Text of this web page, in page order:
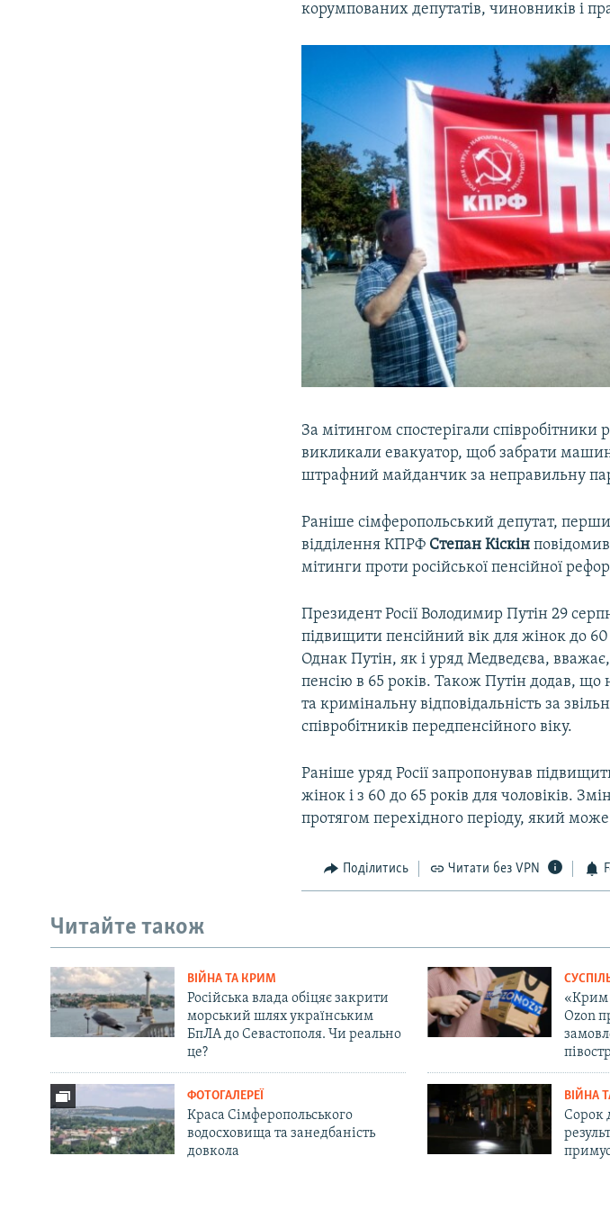
корумпованих депутатів, чиновників і
За мітингом спостерігали співробітники
викликали евакуатор, щоб забрати
штрафний майданчик за неправильну
Раніше сімферопольський депутат,
відділення КПРФ Степан Кіскін
мітинги проти російської пенсійної
Президент Росії Володимир Путін 29
підвищити пенсійний вік для жінок до
Однак Путін, як і уряд Медведєва,
пенсію в 65 років. Також Путін додав, що
та кримінальну відповідальність за
співробітників передпенсійного віку.
Раніше уряд Росії запропонував
жінок і з 60 до 65 років для чоловіків.
протягом перехідного періоду, який
Поділитись Читати без VPN
Читайте також
ВІЙНА ТА КРИМ
Російська влада обіцяє закрити
морський шлях українським
БпЛА до Севастополя. Чи реально
це?
«Крим
Ozon
ФОТОГАЛЕРЕЇ
Краса Сімферопольського
водосховища та занедбаність
довкола
ВІЙНА
Сорок